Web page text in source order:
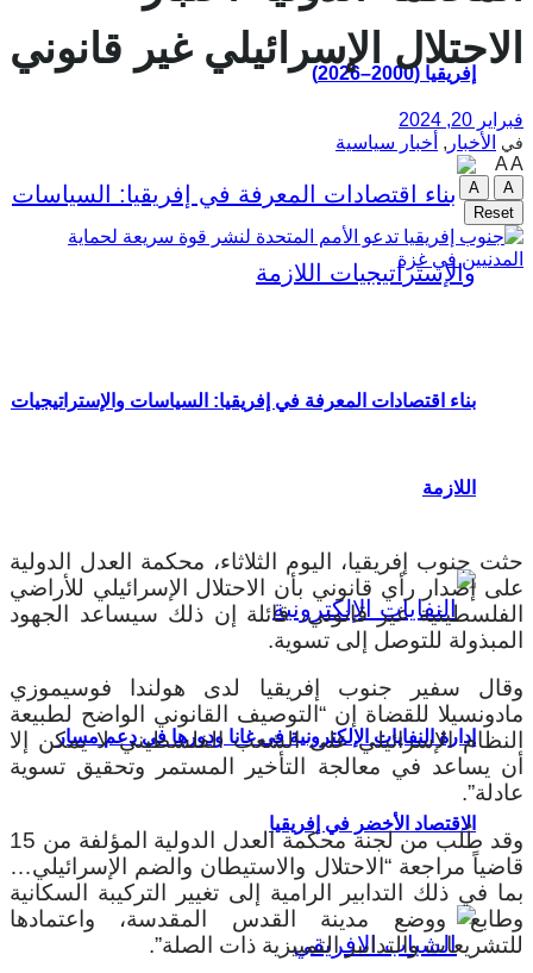
إفريقيا (2000–2026)
بناء اقتصادات المعرفة في إفريقيا: السياسات والإستراتيجيات
اللازمة
إدارة النفايات الإلكترونية في غانا ودورها في دعم مسار
الاقتصاد الأخضر في إفريقيا
الاحتلال الإسرائيلي غير قانوني
فبراير 20, 2024
في الأخبار , أخبار سياسية
AA
A
A
Reset
حثت جنوب إفريقيا، اليوم الثلاثاء، محكمة العدل الدولية
على إصدار رأي قانوني بأن الاحتلال الإسرائيلي للأراضي
الفلسطينية غير قانوني، قائلة إن ذلك سيساعد الجهود
المبذولة للتوصل إلى تسوية.
وقال سفير جنوب إفريقيا لدى هولندا فوسيموزي
مادونسيلا للقضاة إن “التوصيف القانوني الواضح لطبيعة
النظام الإسرائيلي على الشعب الفلسطيني لا يمكن إلا
أن يساعد في معالجة التأخير المستمر وتحقيق تسوية
عادلة”.
وقد طُلب من لجنة محكمة العدل الدولية المؤلفة من 15
قاضياً مراجعة “الاحتلال والاستيطان والضم الإسرائيلي…
بما في ذلك التدابير الرامية إلى تغيير التركيبة السكانية
وطابع ووضع مدينة القدس المقدسة، واعتمادها
للتشريعات والتدابير التمييزية ذات الصلة”.